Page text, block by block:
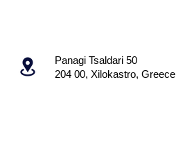
Panagi Tsaldari 50
204 00, Xilokastro, Greece